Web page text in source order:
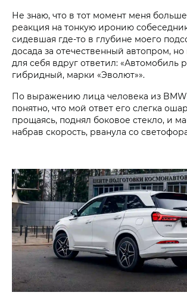
Не знаю, что в тот момент меня
реакция на тонкую иронию
сидевшая где-то в глубине моего
досада за отечественный автопром,
для себя вдруг ответил: «Автомобиль
гибридный, марки «Эволют»».
По выражению лица человека из BMW
понятно, что мой ответ его слегка
прощаясь, поднял боковое стекло, и
набрав скорость, рванула со